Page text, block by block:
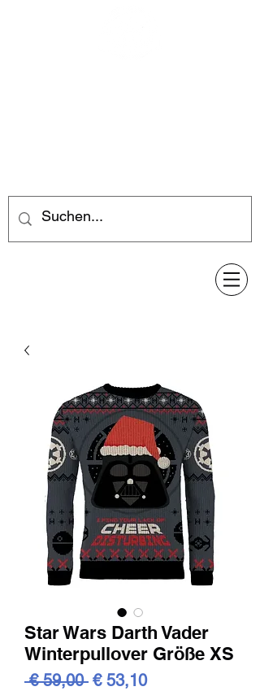
Star Wars Darth Vader
Winterpullover Größe XS
€ 59,00 Standardpreis
€ 53,10Sale-